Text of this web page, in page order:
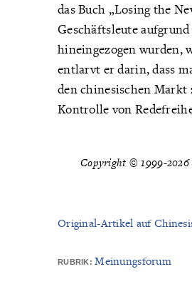
das Buch „Losing the
Geschäftsleute
hineingezogen wurden,
entlarvt er darin, dass
den chinesischen Markt
Kontrolle von
Copyright © 1999-2026
Original-Artikel auf
RUBRIK: Meinungsforum